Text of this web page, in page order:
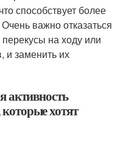
способствует более
важно отказаться
на ходу или
и заменить их
активность
хотят